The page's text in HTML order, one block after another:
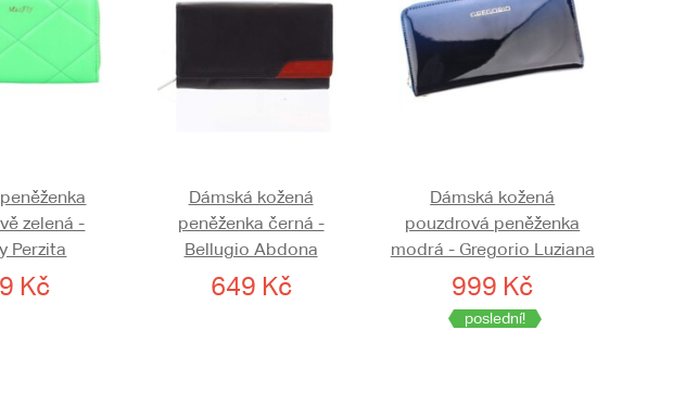
zelená -
Perzita
Kč
Dámská kožená
peněženka černá -
Bellugio Abdona
649 Kč
Dámská kožená
pouzdrová peněženka
modrá - Gregorio Luziana
999 Kč
poslední!